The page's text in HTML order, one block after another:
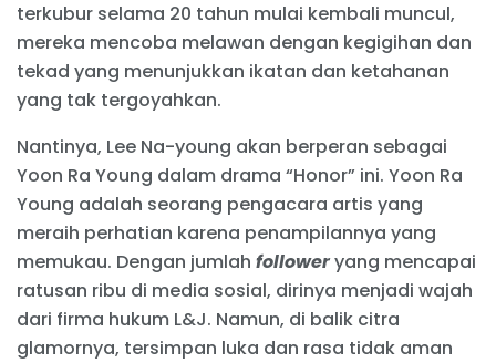
terkubur selama 20 tahun mulai kembali muncul,
mereka mencoba melawan dengan kegigihan dan
tekad yang menunjukkan ikatan dan ketahanan
yang tak tergoyahkan.
Nantinya, Lee Na-young akan berperan sebagai
Yoon Ra Young dalam drama “Honor” ini. Yoon Ra
Young adalah seorang pengacara artis yang
meraih perhatian karena penampilannya yang
memukau. Dengan jumlah followeryang mencapai
ratusan ribu di media sosial, dirinya menjadi wajah
dari firma hukum L&J. Namun, di balik citra
glamornya, tersimpan luka dan rasa tidak aman